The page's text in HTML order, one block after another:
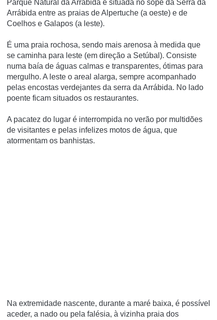
Parque Natural da Arrábida e situada no sopé da Serra da
Arrábida entre as praias de Alpertuche (a oeste) e de
Coelhos e Galapos (a leste).
É uma praia rochosa, sendo mais arenosa à medida que
se caminha para leste (em direção a Setúbal). Consiste
numa baí­a de águas calmas e transparentes, ótimas para
mergulho. A leste o areal alarga, sempre acompanhado
pelas encostas verdejantes da serra da Arrábida. No lado
poente ficam situados os restaurantes.
A pacatez do lugar é interrompida no verão por multidões
de visitantes e pelas infelizes motos de água, que
atormentam os banhistas.
Na extremidade nascente, durante a maré baixa, é possí­vel
aceder, a nado ou pela falésia, à vizinha praia dos